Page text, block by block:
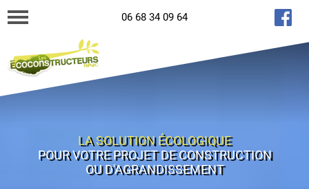
06 68 34 09 64
LA SOLUTION ÉCOLOGIQUE
POUR VOTRE PROJET DE CONSTRUCTION
OU D'AGRANDISSEMENT